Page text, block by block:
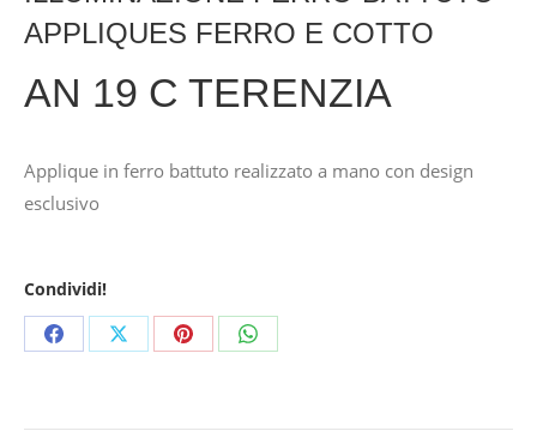
APPLIQUES FERRO E COTTO
AN 19 C TERENZIA
Applique in ferro battuto realizzato a mano con design
esclusivo
Condividi!
Share
Facebook
Share
X
Share
Pinterest
Share
WhatsApp